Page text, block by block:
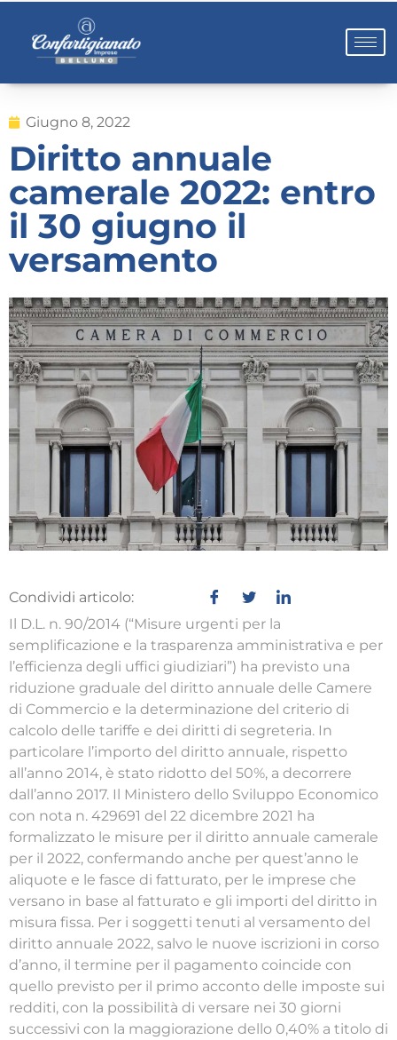
Giugno 8, 2022
Diritto annuale
camerale 2022: entro
il 30 giugno il
versamento
Condividi articolo:
Il D.L. n. 90/2014 (“Misure urgenti per la
semplificazione e la trasparenza amministrativa e per
l’efficienza degli uffici giudiziari”) ha previsto una
riduzione graduale del diritto annuale delle Camere
di Commercio e la determinazione del criterio di
calcolo delle tariffe e dei diritti di segreteria. In
particolare l’importo del diritto annuale, rispetto
all’anno 2014, è stato ridotto del 50%, a decorrere
dall’anno 2017. Il Ministero dello Sviluppo Economico
con nota n. 429691 del 22 dicembre 2021 ha
formalizzato le misure per il diritto annuale camerale
per il 2022, confermando anche per quest’anno le
aliquote e le fasce di fatturato, per le imprese che
versano in base al fatturato e gli importi del diritto in
misura fissa. Per i soggetti tenuti al versamento del
diritto annuale 2022, salvo le nuove iscrizioni in corso
d’anno, il termine per il pagamento coincide con
quello previsto per il primo acconto delle imposte sui
redditi, con la possibilità di versare nei 30 giorni
successivi con la maggiorazione dello 0,40% a titolo di